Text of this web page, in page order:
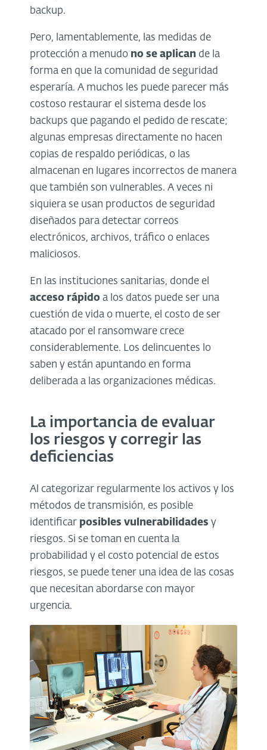
backup.
Pero, lamentablemente, las medidas de
protección a menudo no se aplican de la
forma en que la comunidad de seguridad
esperaría. A muchos les puede parecer más
costoso restaurar el sistema desde los
backups que pagando el pedido de rescate;
algunas empresas directamente no hacen
copias de respaldo periódicas, o las
almacenan en lugares incorrectos de manera
que también son vulnerables. A veces ni
siquiera se usan productos de seguridad
diseñados para detectar correos
electrónicos, archivos, tráfico o enlaces
maliciosos.
En las instituciones sanitarias, donde el
acceso rápido a los datos puede ser una
cuestión de vida o muerte, el costo de ser
atacado por el ransomware crece
considerablemente. Los delincuentes lo
saben y están apuntando en forma
deliberada a las organizaciones médicas.
La importancia de evaluar
los riesgos y corregir las
deficiencias
Al categorizar regularmente los activos y los
métodos de transmisión, es posible
identificar posibles vulnerabilidades y
riesgos. Si se toman en cuenta la
probabilidad y el costo potencial de estos
riesgos, se puede tener una idea de las cosas
que necesitan abordarse con mayor
urgencia.